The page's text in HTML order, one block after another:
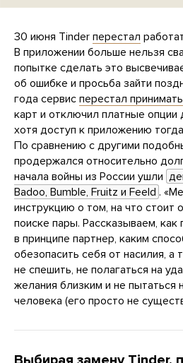
30 июня Tinder перестал
В приложении больше нельзя
попытке сделать это
об ошибке и просьба зайти
года сервис перестал принимать
карт и отключил платные опции
хотя доступ к приложению
По сравнению с другими
продержался относительно
начала войны из России ушли
Badoo, Bumble, Fruitz и Feeld .
инструкцию о том, на что стоит
поиске пары. Рассказываем, как
в принципе партнер, каким
обезопасить себя от насилия, а
не спешить, не полагаться на
желания близким и не пытаться
человека (его просто не